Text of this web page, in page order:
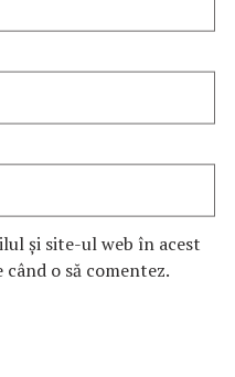
și site-ul web în acest
o să comentez.